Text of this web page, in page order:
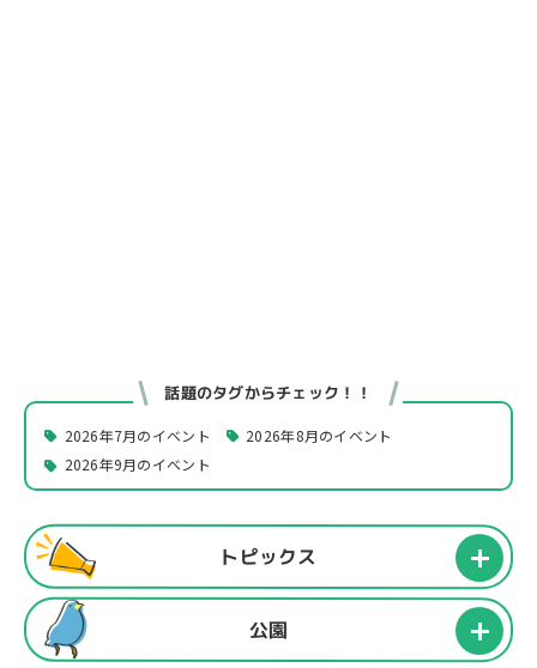
話題のタグからチェック！！
2026年7月のイベント
2026年8月のイベント
2026年9月のイベント
トピックス
公園